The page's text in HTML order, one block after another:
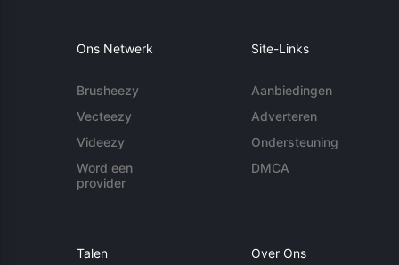
Ons Netwerk
Brusheezy
Vecteezy
Videezy
Word een
provider
Site-Links
Aanbiedingen
Adverteren
Ondersteuning
DMCA
Talen Over Ons